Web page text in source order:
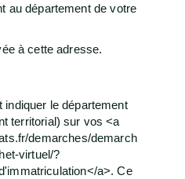
au département de votre
à cette adresse.
le département
territorial) sur vos <a
demarches/demarch
virtuel/?
a>. Ce